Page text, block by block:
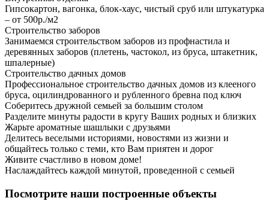
Гипсокартон, вагонка, блок-хаус, чистый сруб или штукатурка
– от 500р./м2
Строительство заборов
Занимаемся строительством заборов из профнастила и
деревянных заборов (плетень, частокол, из бруса, штакетник,
шпалерные)
Строительство дачных домов
Профессиональное строительство дачных домов из клееного
бруса, оцилиндрованного и рубленного бревна под ключ
Соберитесь дружной семьей за большим столом
Разделите минуты радости в кругу Ваших родных и близких
Жарьте ароматные шашлыки с друзьями
Делитесь веселыми историями, новостями из жизни и
общайтесь только с теми, кто Вам приятен и дорог
Живите счастливо в новом доме!
Наслаждайтесь каждой минутой, проведенной с семьей
Посмотрите наши построенные объекты